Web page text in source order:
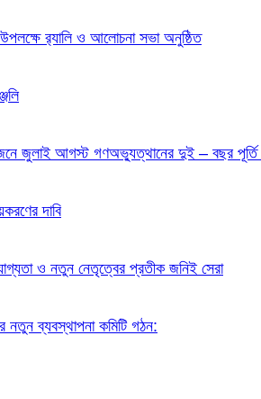
র‍্যালি ও আলোচনা সভা অনুষ্ঠিত
জুলাই আগস্ট গণঅভ্যুত্থানের দুই – বছর পূর্তি
দাবি
ও নতুন নেতৃত্বের প্রতীক জনিই সেরা
নতুন ব্যবস্থাপনা কমিটি গঠন: